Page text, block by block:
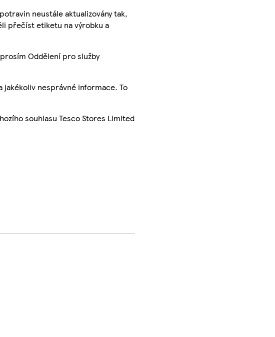
neustále aktualizovány tak,
přečíst etiketu na výrobku a
Oddělení pro služby
nesprávné informace. To
souhlasu Tesco Stores Limited